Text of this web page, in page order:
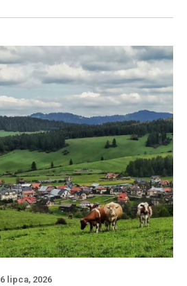
6 lipca, 2026